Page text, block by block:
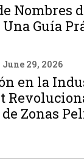
Nombres
Guía
June 29, 2026
en la
Zonas